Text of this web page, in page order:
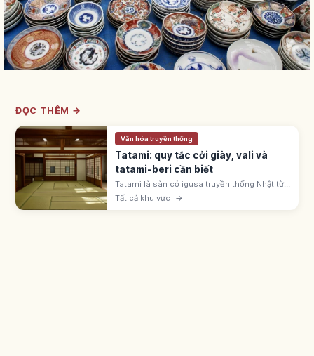
ĐỌC THÊM →
Văn hóa truyền thống
Tatami: quy tắc cởi giày, vali và
tatami-beri cần biết
Tatami là sàn cỏ igusa truyền thống Nhật từ
thời Muromachi. Cởi giày dép, không kéo
vali, tránh giẫm viền tatami-beri; mang tất
Tất cả khu vực →